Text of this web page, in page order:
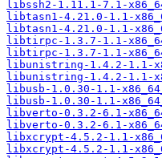
libssh2-1.11.1-7.1-
libtasn1-4.21.0-1.1-
libtasn1-4.21.0-1.1-
libtirpc-1.3.7-1.1-
libtirpc-1.3.7-1.1-
libunistring-1.4.2-1.1-
libunistring-1.4.2-1.1-
libusb-1.0.30-1.1-
libusb-1.0.30-1.1-
libverto-0.3.2-6.1-
libverto-0.3.2-6.1-
libxcrypt-4.5.2-1.1-
libxcrypt-4.5.2-1.1-